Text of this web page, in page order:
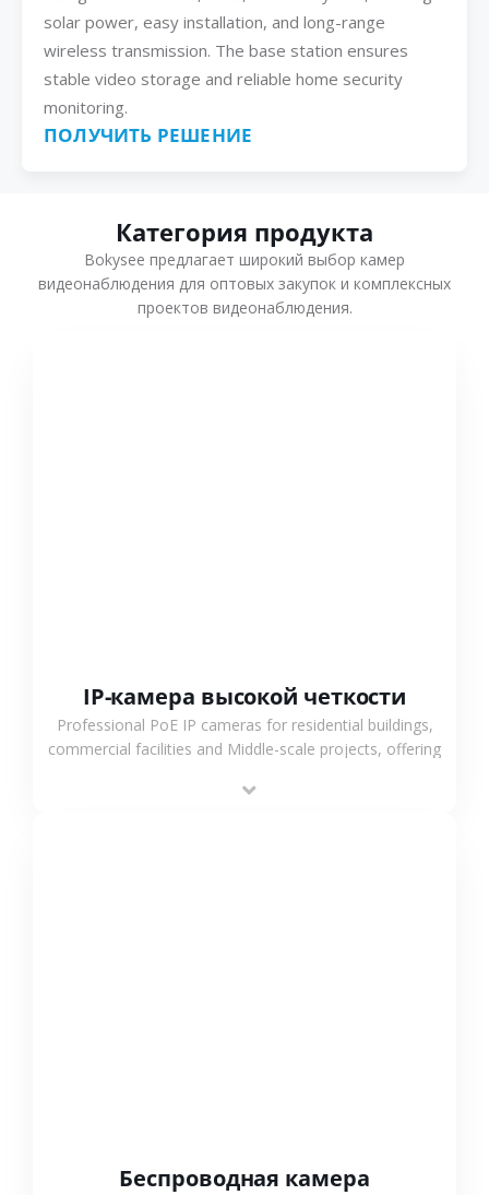
solar power, easy installation, and long-range
wireless transmission. The base station ensures
stable video storage and reliable home security
monitoring.
ПОЛУЧИТЬ РЕШЕНИЕ
Категория продукта
Bokysee предлагает широкий выбор камер
видеонаблюдения для оптовых закупок и комплексных
проектов видеонаблюдения.
IP-камера высокой четкости
Professional PoE IP cameras for residential buildings,
commercial facilities and Middle-scale projects, offering
support.
Беспроводная камера